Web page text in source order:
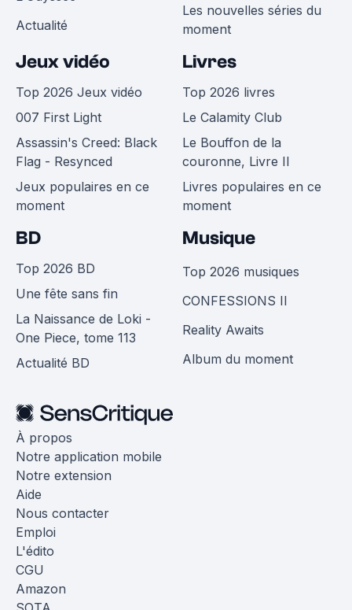
Actualité
Les nouvelles séries du
moment
Jeux vidéo
Top 2026 Jeux vidéo
007 First Light
Assassin's Creed: Black
Flag - Resynced
Jeux populaires en ce
moment
Livres
Top 2026 livres
Le Calamity Club
Le Bouffon de la
couronne, Livre II
Livres populaires en ce
moment
BD
Top 2026 BD
Une fête sans fin
La Naissance de Loki -
One Piece, tome 113
Actualité BD
Musique
Top 2026 musiques
CONFESSIONS II
Reality Awaits
Album du moment
À propos
Notre application mobile
Notre extension
Aide
Nous contacter
Emploi
L'édito
CGU
Amazon